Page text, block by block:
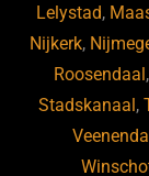
Lelystad,
Nijkerk,
Roosendaal,
Stadskanaal,